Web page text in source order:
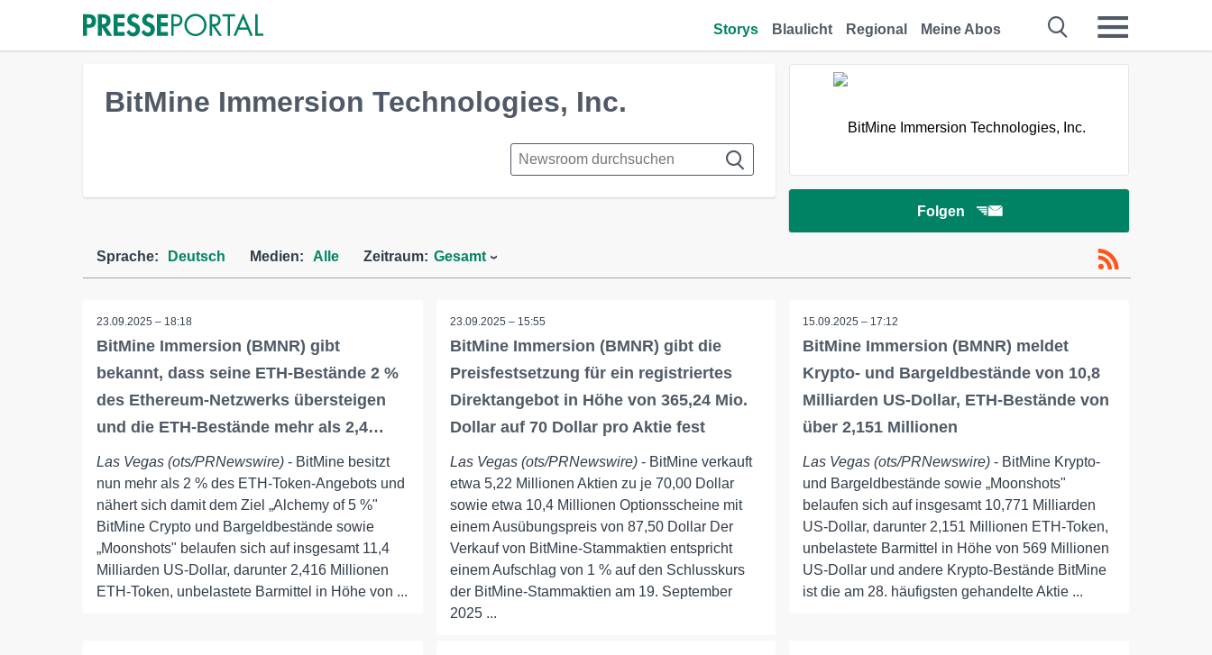
Storys Blaulicht Regional Meine Abos
Folgen
BitMine Immersion Technologies, Inc.
Sprache: Deutsch Medien: Alle Zeitraum: Gesamt
23.09.2025 – 18:18
BitMine Immersion (BMNR) gibt
bekannt, dass seine ETH-Bestände 2 %
des Ethereum-Netzwerks übersteigen
und die ETH-Bestände mehr als 2,4…
Las Vegas (ots/PRNewswire) - BitMine besitzt
nun mehr als 2 % des ETH-Token-Angebots und
nähert sich damit dem Ziel „Alchemy of 5 %"
BitMine Crypto und Bargeldbestände sowie
„Moonshots" belaufen sich auf insgesamt 11,4
Milliarden US-Dollar, darunter 2,416 Millionen
ETH-Token, unbelastete Barmittel in Höhe von ...
23.09.2025 – 15:55
BitMine Immersion (BMNR) gibt die
Preisfestsetzung für ein registriertes
Direktangebot in Höhe von 365,24 Mio.
Dollar auf 70 Dollar pro Aktie fest
Las Vegas (ots/PRNewswire)- BitMine verkauft
etwa 5,22 Millionen Aktien zu je 70,00 Dollar
sowie etwa 10,4 Millionen Optionsscheine mit
einem Ausübungspreis von 87,50 Dollar Der
Verkauf von BitMine-Stammaktien entspricht
einem Aufschlag von 1 % auf den Schlusskurs
der BitMine-Stammaktien am 19. September
2025 ...
15.09.2025 – 17:12
BitMine Immersion (BMNR) meldet
Krypto- und Bargeldbestände von 10,8
Milliarden US-Dollar, ETH-Bestände von
über 2,151 Millionen
Las Vegas (ots/PRNewswire) - BitMine Krypto-
und Bargeldbestände sowie „Moonshots"
belaufen sich auf insgesamt 10,771 Milliarden
US-Dollar, darunter 2,151 Millionen ETH-Token,
unbelastete Barmittel in Höhe von 569 Millionen
US-Dollar und andere Krypto-Bestände BitMine
ist die am 28. häufigsten gehandelte Aktie ...